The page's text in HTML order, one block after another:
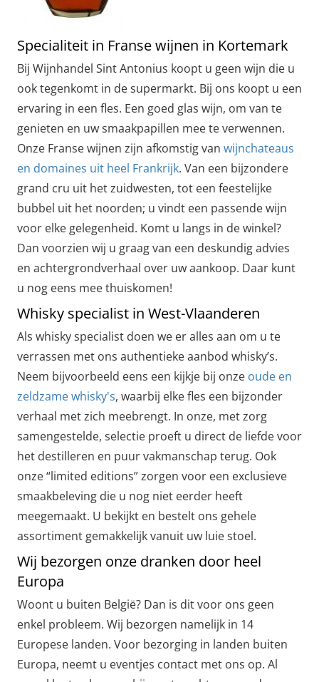
Specialiteit in Franse wijnen in Kortemark
Bij Wijnhandel Sint Antonius koopt u geen wijn die u
ook tegenkomt in de supermarkt. Bij ons koopt u een
ervaring in een fles. Een goed glas wijn, om van te
genieten en uw smaakpapillen mee te verwennen.
Onze Franse wijnen zijn afkomstig van wijnchateaus
en domaines uit heel Frankrijk. Van een bijzondere
grand cru uit het zuidwesten, tot een feestelijke
bubbel uit het noorden; u vindt een passende wijn
voor elke gelegenheid. Komt u langs in de winkel?
Dan voorzien wij u graag van een deskundig advies
en achtergrondverhaal over uw aankoop. Daar kunt
u nog eens mee thuiskomen!
Whisky specialist in West-Vlaanderen
Als whisky specialist doen we er alles aan om u te
verrassen met ons authentieke aanbod whisky’s.
Neem bijvoorbeeld eens een kijkje bij onze oude en
zeldzame whisky's, waarbij elke fles een bijzonder
verhaal met zich meebrengt. In onze, met zorg
samengestelde, selectie proeft u direct de liefde voor
het destilleren en puur vakmanschap terug. Ook
onze “limited editions” zorgen voor een exclusieve
smaakbeleving die u nog niet eerder heeft
meegemaakt. U bekijkt en bestelt ons gehele
assortiment gemakkelijk vanuit uw luie stoel.
Wij bezorgen onze dranken door heel
Europa
Woont u buiten België? Dan is dit voor ons geen
enkel probleem. Wij bezorgen namelijk in 14
Europese landen. Voor bezorging in landen buiten
Europa, neemt u eventjes contact met ons op. Al